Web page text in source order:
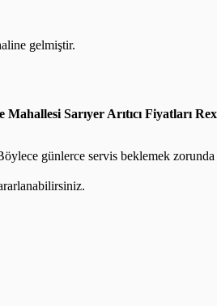
gelmiştir.
Mahallesi Sarıyer Arıtıcı Fiyatları
günlerce servis beklemek zorunda